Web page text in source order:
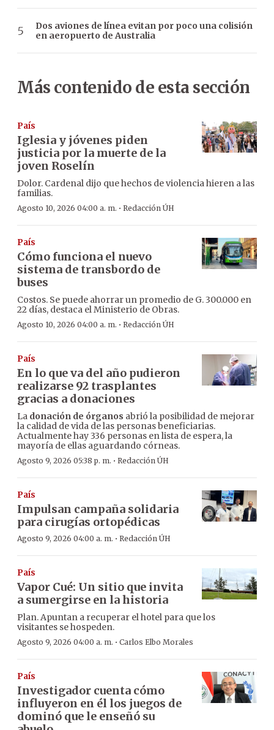
Dos aviones de línea evitan por poco una colisión
en aeropuerto de Australia
Más contenido de esta sección
País
Iglesia y jóvenes piden
justicia por la muerte de la
joven Roselín
Dolor. Cardenal dijo que hechos de violencia hieren a las
familias.
Agosto 10, 2026 04:00 a. m. · Redacción ÚH
País
Cómo funciona el nuevo
sistema de transbordo de
buses
Costos. Se puede ahorrar un promedio de G. 300.000 en
22 días, destaca el Ministerio de Obras.
Agosto 10, 2026 04:00 a. m. · Redacción ÚH
País
En lo que va del año pudieron
realizarse 92 trasplantes
gracias a donaciones
La donación de órganos abrió la posibilidad de mejorar
la calidad de vida de las personas beneficiarias.
Actualmente hay 336 personas en lista de espera, la
mayoría de ellas aguardando córneas.
Agosto 9, 2026 05:38 p. m. · Redacción ÚH
País
Impulsan campaña solidaria
para cirugías ortopédicas
Agosto 9, 2026 04:00 a. m. · Redacción ÚH
País
Vapor Cué: Un sitio que invita
a sumergirse en la historia
Plan. Apuntan a recuperar el hotel para que los
visitantes se hospeden.
Agosto 9, 2026 04:00 a. m. · Carlos Elbo Morales
País
Investigador cuenta cómo
influyeron en él los juegos de
dominó que le enseñó su